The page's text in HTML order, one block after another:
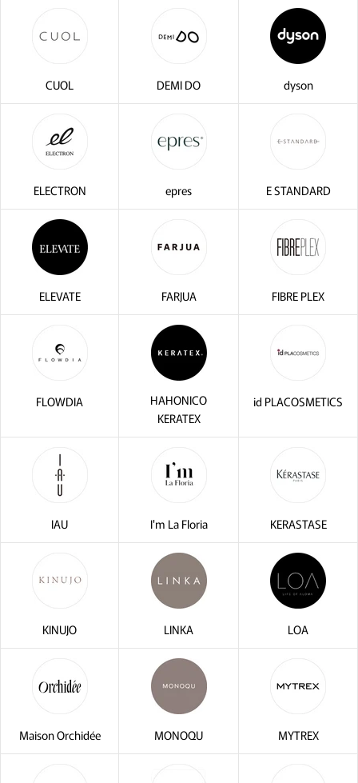
CUOL DEMI DO dyson
ELECTRON epres E STANDARD
ELEVATE FARJUA FIBRE PLEX
FLOWDIA
HAHONICO
KERATEX
id PLACOSMETICS
IAU I'm La Floria KERASTASE
KINUJO LINKA LOA
Maison Orchidée MONOQU MYTREX